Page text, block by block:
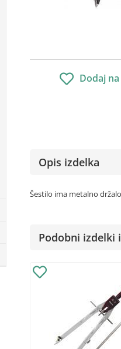
Dodaj
Opis izdelka
Šestilo ima metalno
Podobni izdelki